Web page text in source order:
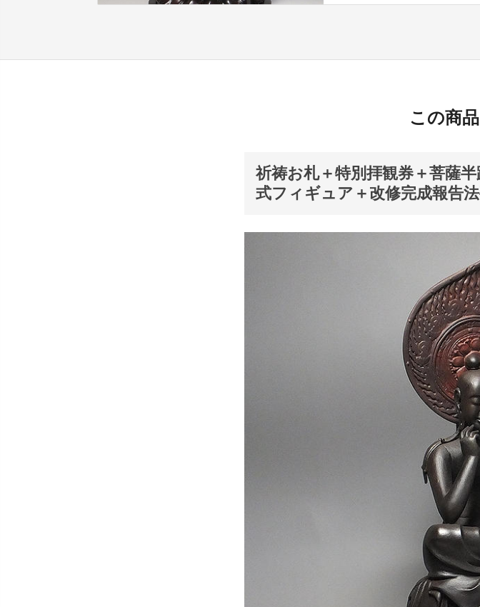
この商
祈祷お札＋特別拝観券＋菩薩
式フィギュア＋改修完成報告